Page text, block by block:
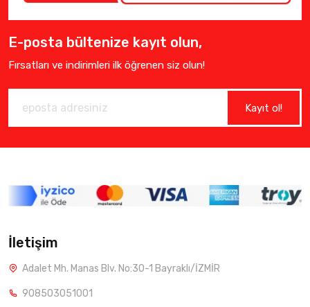
E-posta bültenize kayıt olun,
Fırsatları ve indirimleri ilk öğrenen siz olun!
Kayıt ol!
İletişim
Adalet Mh. Manas Blv. No:30-1 Bayraklı/İZMİR
908503051001